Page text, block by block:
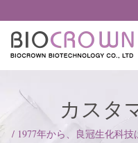
カスタ
/ 1977年から、良冠生化科